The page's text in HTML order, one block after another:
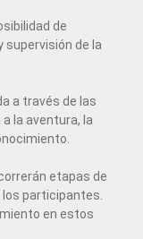
de
supervisión de la
a través de las
la aventura, la
etapas de
participantes.
en estos